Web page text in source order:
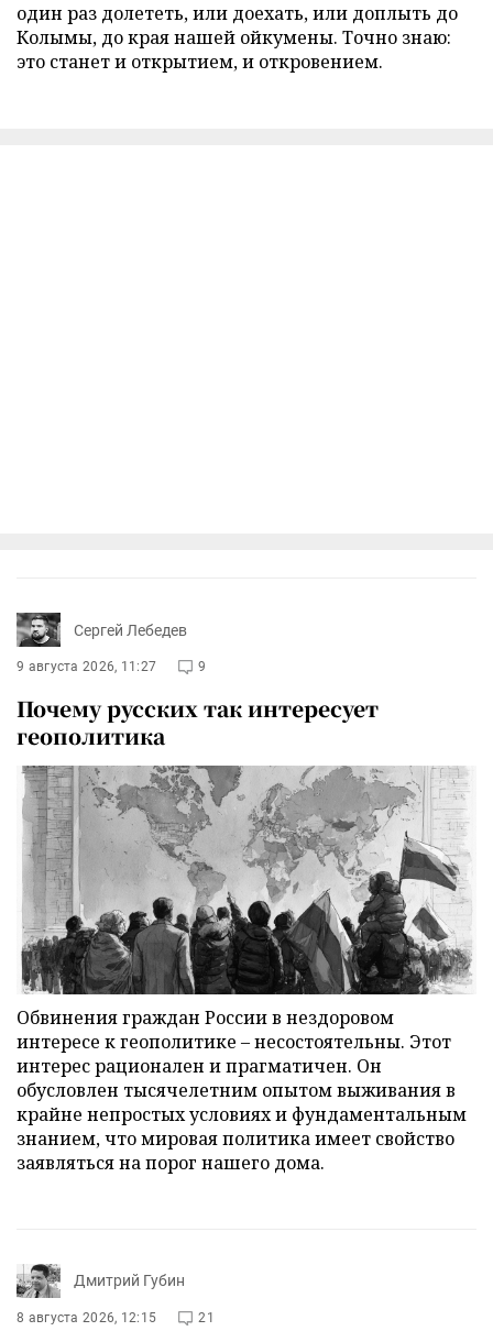
один раз долететь, или доехать, или доплыть до
Колымы, до края нашей ойкумены. Точно знаю:
это станет и открытием, и откровением.
Сергей Лебедев
9 августа 2026, 11:27 9
Почему русских так интересует
геополитика
Обвинения граждан России в нездоровом
интересе к геополитике – несостоятельны. Этот
интерес рационален и прагматичен. Он
обусловлен тысячелетним опытом выживания в
крайне непростых условиях и фундаментальным
знанием, что мировая политика имеет свойство
заявляться на порог нашего дома.
Дмитрий Губин
8 августа 2026, 12:15 21